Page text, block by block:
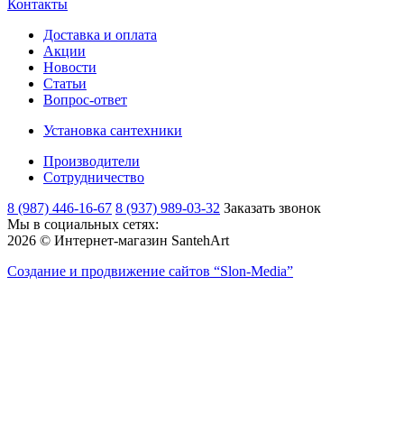
Контакты
Доставка и оплата
Акции
Новости
Статьи
Вопрос-ответ
Установка сантехники
Производители
Сотрудничество
8 (987) 446-16-67 8 (937) 989-03-32 Заказать звонок
Мы в социальных сетях:
2026 © Интернет-магазин SantehArt
Создание и продвижение сайтов “Slon-Media”